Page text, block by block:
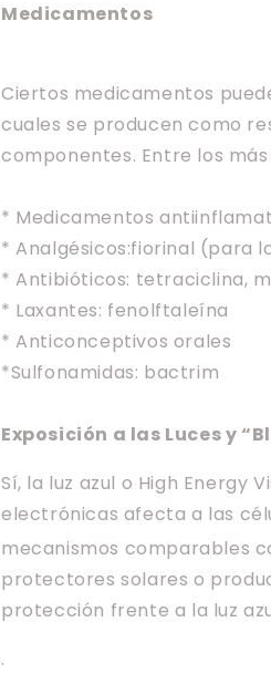
Medicamentos
Ciertos medicamentos
cuales se producen como
componentes. Entre los
* Medicamentos
* Analgésicos:fiorinal (para
* Antibióticos: tetraciclina,
* Laxantes: fenolftaleína
* Anticonceptivos orales
*Sulfonamidas: bactrim
Exposición a las Luces y
Sí, la luz azul o High Energy
electrónicas afecta a las
mecanismos comparables
protectores solares o
protección frente a la luz
.